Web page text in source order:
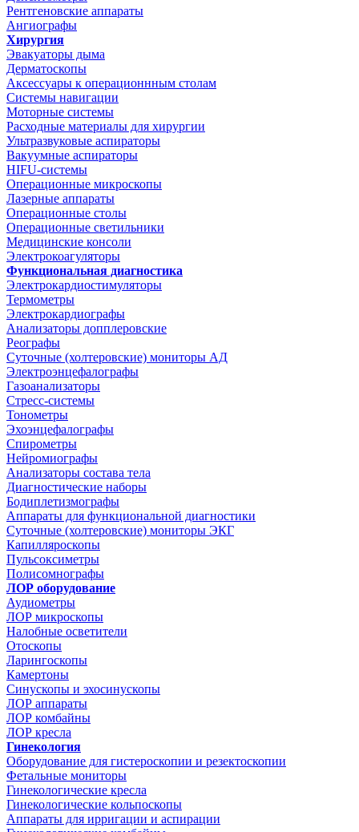
Рентгеновские аппараты
Ангиографы
Хирургия
Эвакуаторы дыма
Дерматоскопы
Аксессуары к операционнным столам
Системы навигации
Моторные системы
Расходные материалы для хирургии
Ультразвуковые аспираторы
Вакуумные аспираторы
HIFU-системы
Операционные микроскопы
Лазерные аппараты
Операционные столы
Операционные светильники
Медицинские консоли
Электрокоагуляторы
Функциональная диагностика
Электрокардиостимуляторы
Термометры
Электрокардиографы
Анализаторы допплеровские
Реографы
Суточные (холтеровские) мониторы АД
Электроэнцефалографы
Газоанализаторы
Стресс-системы
Тонометры
Эхоэнцефалографы
Спирометры
Нейромиографы
Анализаторы состава тела
Диагностические наборы
Бодиплетизмографы
Аппараты для функциональной диагностики
Суточные (холтеровские) мониторы ЭКГ
Капилляроскопы
Пульсоксиметры
Полисомнографы
ЛОР оборудование
Аудиометры
ЛОР микроскопы
Налобные осветители
Отоскопы
Ларингоскопы
Камертоны
Синускопы и эхосинускопы
ЛОР аппараты
ЛОР комбайны
ЛОР кресла
Гинекология
Оборудование для гистероскопии и резектоскопии
Фетальные мониторы
Гинекологические кресла
Гинекологические кольпоскопы
Аппараты для ирригации и аспирации